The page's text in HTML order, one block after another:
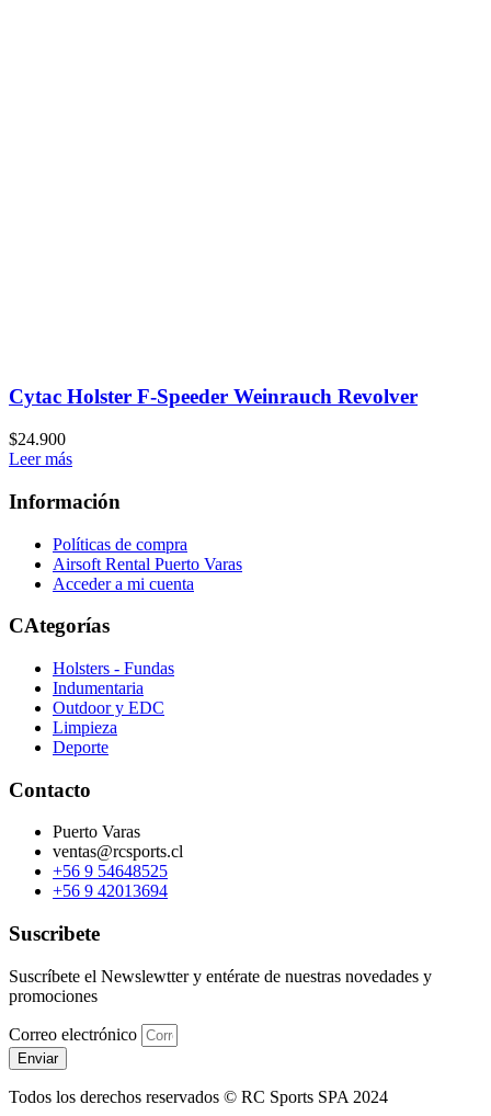
Cytac Holster F-Speeder Weinrauch Revolver
$24.900
Leer más
Información
Políticas de compra
Airsoft Rental Puerto Varas
Acceder a mi cuenta
CAtegorías
Holsters - Fundas
Indumentaria
Outdoor y EDC
Limpieza
Deporte
Contacto
Puerto Varas
ventas@rcsports.cl
+56 9 54648525
+56 9 42013694
Suscribete
Suscríbete el Newslewtter y entérate de nuestras novedades y
promociones
Correo electrónico
Enviar
Todos los derechos reservados © RC Sports SPA 2024